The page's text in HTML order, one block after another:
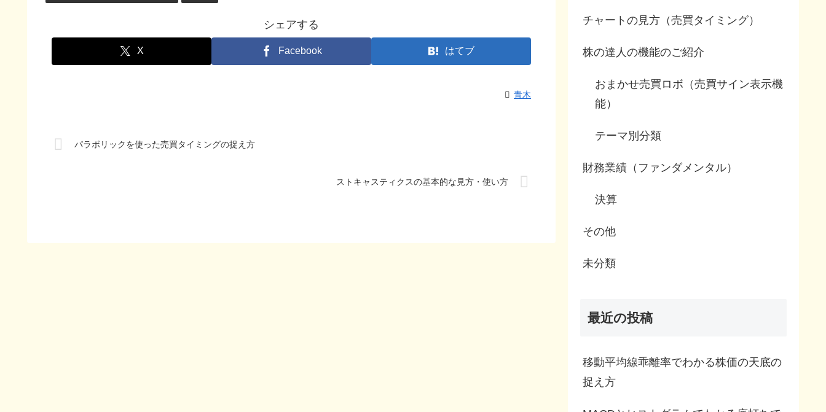
シェアする
X Facebook はてブ
青木
パラボリックを使った売買タイミングの捉え方
ストキャスティクスの基本的な見方・使い方
チャートの見方（売買タイミング）
株の達人の機能のご紹介
おまかせ売買ロボ（売買サイン表示機
能）
テーマ別分類
財務業績（ファンダメンタル）
決算
その他
未分類
最近の投稿
移動平均線乖離率でわかる株価の天底の
捉え方